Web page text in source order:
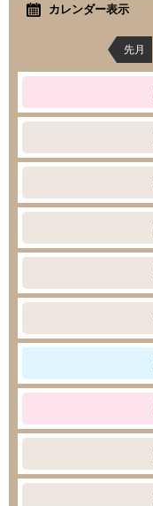
カレンダー表示
先月